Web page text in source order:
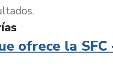
ofrece la SFC